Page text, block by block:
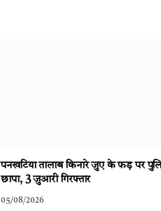
पनखटिया तालाब किनारे जुए के फड़ पर
छापा, 3 जुआरी गिरफ्तार
05/08/2026